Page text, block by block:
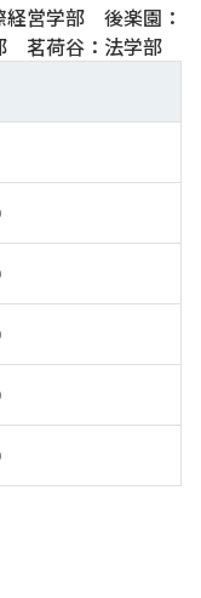
経営学部 後楽園：
茗荷谷：法学部